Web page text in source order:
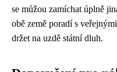
se můžou zamíchat úplně
obě země poradí s
držet na uzdě státní dluh.